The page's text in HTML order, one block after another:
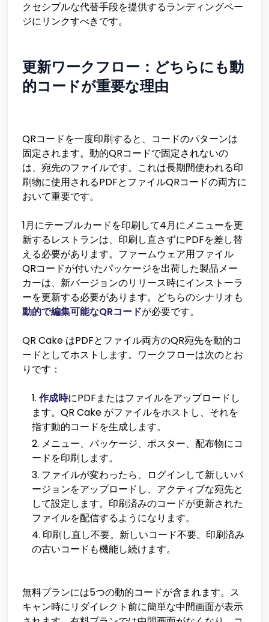
クセシブルな代替手段を提供するランディングペー
ジにリンクすべきです。
更新ワークフロー：どちらにも動
的コードが重要な理由
QRコードを一度印刷すると、コードのパターンは
固定されます。動的QRコードで固定されないの
は、宛先のファイルです。これは長期間使われる印
刷物に使用されるPDFとファイルQRコードの両方に
おいて重要です。
1月にテーブルカードを印刷して4月にメニューを更
新するレストランは、印刷し直さずにPDFを差し替
える必要があります。ファームウェア用ファイル
QRコードが付いたパッケージを出荷した製品メー
カーは、新バージョンのリリース時にインストーラ
ーを更新する必要があります。どちらのシナリオも
動的で編集可能なQRコードが必要です。
QR Cake はPDFとファイル両方のQR宛先を動的コ
ードとしてホストします。ワークフローは次のとお
りです：
作成時にPDFまたはファイルをアップロードし
ます。QR Cake がファイルをホストし、それを
指す動的コードを生成します。
メニュー、パッケージ、ポスター、配布物にコ
ードを印刷します。
ファイルが変わったら、ログインして新しいバ
ージョンをアップロードし、アクティブな宛先と
して設定します。印刷済みのコードが更新された
ファイルを配信するようになります。
印刷し直し不要。新しいコード不要。印刷済み
の古いコードも機能し続けます。
無料プランには5つの動的コードが含まれます。ス
キャン時にリダイレクト前に簡単な中間画面が表示